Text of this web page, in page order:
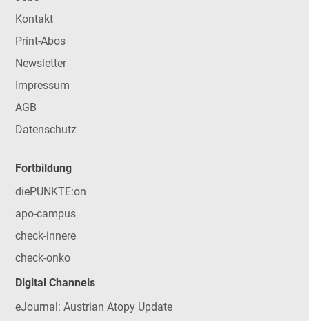
Kontakt
Print-Abos
Newsletter
Impressum
AGB
Datenschutz
Fortbildung
diePUNKTE:on
apo-campus
check-innere
check-onko
Digital Channels
eJournal: Austrian Atopy Update